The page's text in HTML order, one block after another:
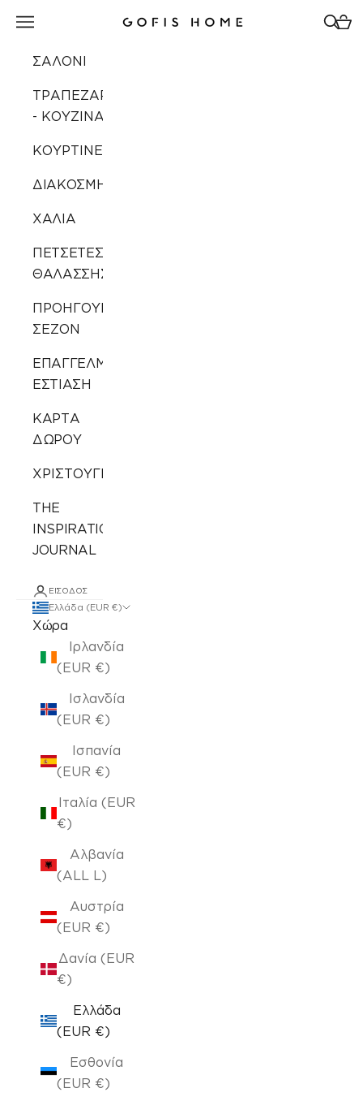
Gofis Home
Άνοιγμα μενού πλοήγησης
ΣΑΛΟΝΙ
ΤΡΑΠΕΖΑΡΙΑ
- ΚΟΥΖΙΝΑ
ΚΟΥΡΤΙΝΕΣ
ΔΙΑΚΟΣΜΗΣΗ
ΧΑΛΙΑ
ΠΕΤΣΕΤΕΣ
ΘΑΛΑΣΣΗΣ
ΠΡΟΗΓΟΥΜΕΝΩΝ
ΣΕΖΟΝ
ΕΠΑΓΓΕΛΜΑΤΙΚΗ
ΕΣΤΙΑΣΗ
ΚΑΡΤΑ
ΔΩΡΟΥ
ΧΡΙΣΤΟΥΓΕΝΝΙΑΤΙΚΑ
THE
INSPIRATION
JOURNAL
ΕΊΣΟΔΟΣ
Ελλάδα (EUR €)
Χώρα
Ιρλανδία
(EUR €)
Ισλανδία
(EUR €)
Ισπανία
(EUR €)
Ιταλία (EUR
€)
Αλβανία
(ALL L)
Αυστρία
(EUR €)
Δανία (EUR
€)
Ελλάδα
(EUR €)
Εσθονία
(EUR €)